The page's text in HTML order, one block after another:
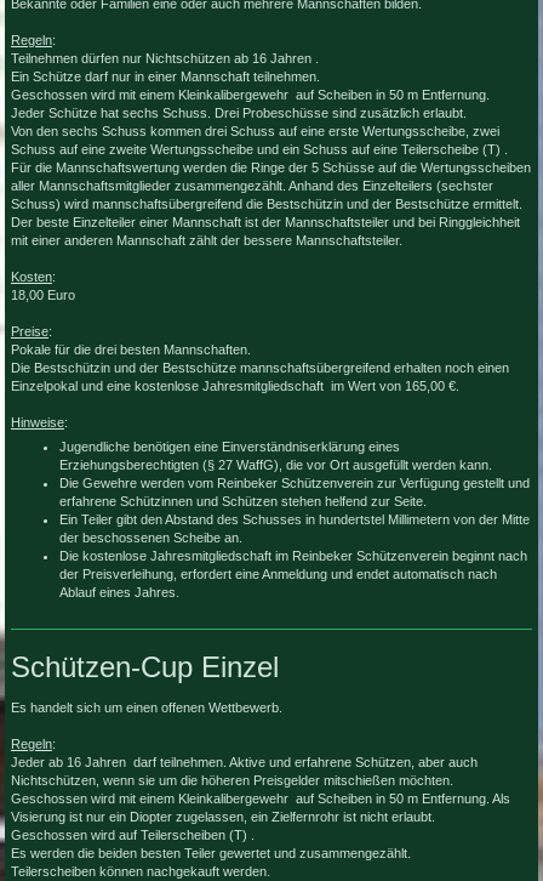
Bekannte oder Familien eine oder auch mehrere Mannschaften bilden.
Regeln:
Teilnehmen dürfen nur Nichtschützen ab 16 Jahren .
Ein Schütze darf nur in einer Mannschaft teilnehmen.
Geschossen wird mit einem Kleinkalibergewehr auf Scheiben in 50 m Entfernung.
Jeder Schütze hat sechs Schuss. Drei Probeschüsse sind zusätzlich erlaubt.
Von den sechs Schuss kommen drei Schuss auf eine erste Wertungsscheibe, zwei
Schuss auf eine zweite Wertungsscheibe und ein Schuss auf eine Teilerscheibe (T) .
Für die Mannschaftswertung werden die Ringe der 5 Schüsse auf die Wertungsscheiben
aller Mannschaftsmitglieder zusammengezählt. Anhand des Einzelteilers (sechster
Schuss) wird mannschaftsübergreifend die Bestschützin und der Bestschütze ermittelt.
Der beste Einzelteiler einer Mannschaft ist der Mannschaftsteiler und bei Ringgleichheit
mit einer anderen Mannschaft zählt der bessere Mannschaftsteiler.
Kosten:
18,00 Euro
Preise:
Pokale für die drei besten Mannschaften.
Die Bestschützin und der Bestschütze mannschaftsübergreifend erhalten noch einen
Einzelpokal und eine kostenlose Jahresmitgliedschaft im Wert von 165,00 €.
Hinweise:
Jugendliche benötigen eine Einverständniserklärung eines
Erziehungsberechtigten (§ 27 WaffG), die vor Ort ausgefüllt werden kann.
Die Gewehre werden vom Reinbeker Schützenverein zur Verfügung gestellt und
erfahrene Schützinnen und Schützen stehen helfend zur Seite.
Ein Teiler gibt den Abstand des Schusses in hundertstel Millimetern von der Mitte
der beschossenen Scheibe an.
Die kostenlose Jahresmitgliedschaft im Reinbeker Schützenverein beginnt nach
der Preisverleihung, erfordert eine Anmeldung und endet automatisch nach
Ablauf eines Jahres.
Schützen-Cup Einzel
Es handelt sich um einen offenen Wettbewerb.
Regeln:
Jeder ab 16 Jahren darf teilnehmen. Aktive und erfahrene Schützen, aber auch
Nichtschützen, wenn sie um die höheren Preisgelder mitschießen möchten.
Geschossen wird mit einem Kleinkalibergewehr auf Scheiben in 50 m Entfernung. Als
Visierung ist nur ein Diopter zugelassen, ein Zielfernrohr ist nicht erlaubt.
Geschossen wird auf Teilerscheiben (T) .
Es werden die beiden besten Teiler gewertet und zusammengezählt.
Teilerscheiben können nachgekauft werden.